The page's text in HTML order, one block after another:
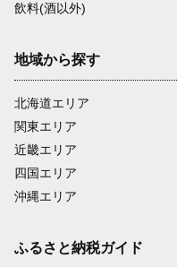
飲料(酒以外)
地域から探す
北海道エリア
関東エリア
近畿エリア
四国エリア
沖縄エリア
ふるさと納税ガイド